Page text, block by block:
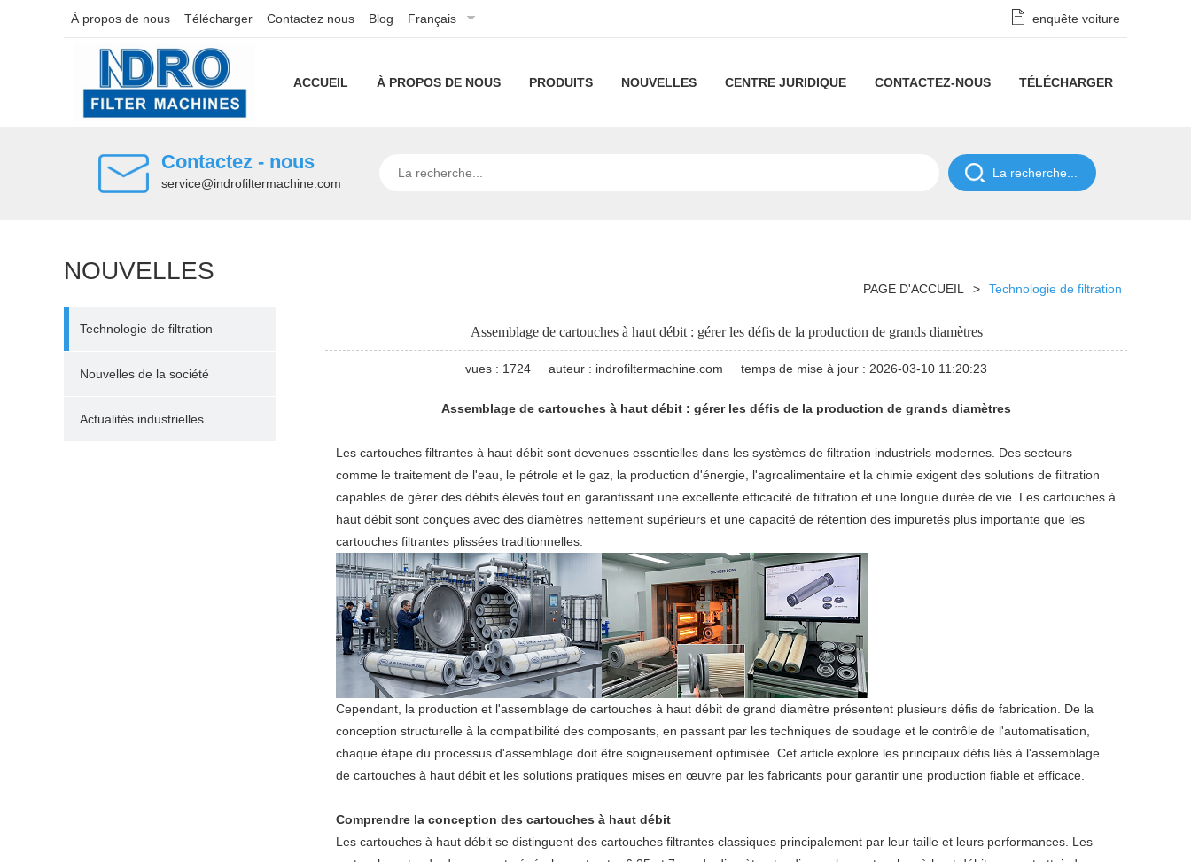
À propos de nous Télécharger Contactez nous Blog Français enquête voiture
ACCUEIL À PROPOS DE NOUS
propos
Notre
PRODUITS
haut
débit
à
à
capsules
machines
plissées
pour
piscines/spas
à
air
plissées
Machine
d'air
de
poche
cartouche
filtrante
filtration
soufflées
l'état
fondu
à
cartouches
filtrantes
enroulées
machines
à
filtrants
Machines
d'emballage
de
filtres
Soudeuse
pour
pièces
de
et
tuyaux
cartouche
filtrante
faisant
des
pièces
NOUVELLES CENTRE JURIDIQUE
à
la
politique
de
confidentialité
CONTACTEZ-NOUS TÉLÉCHARGER
Contactez - nous
service@indrofiltermachine.com
NOUVELLES
Technologie de filtration
Nouvelles de la société
Actualités industrielles
PAGE D'ACCUEIL > Technologie de filtration
Assemblage de cartouches à haut débit : gérer les défis de la production de grands diamètres
vues : 1724 auteur : indrofiltermachine.com temps de mise à jour : 2026-03-10 11:20:23
Assemblage de cartouches à haut débit : gérer les défis de la production de grands diamètres
Les cartouches filtrantes à haut débit sont devenues essentielles dans les systèmes de filtration industriels modernes. Des secteurs
comme le traitement de l'eau, le pétrole et le gaz, la production d'énergie, l'agroalimentaire et la chimie exigent des solutions de filtration
capables de gérer des débits élevés tout en garantissant une excellente efficacité de filtration et une longue durée de vie. Les cartouches à
haut débit sont conçues avec des diamètres nettement supérieurs et une capacité de rétention des impuretés plus importante que les
cartouches filtrantes plissées traditionnelles.
Cependant, la production et l'assemblage de cartouches à haut débit de grand diamètre présentent plusieurs défis de fabrication. De la
conception structurelle à la compatibilité des composants, en passant par les techniques de soudage et le contrôle de l'automatisation,
chaque étape du processus d'assemblage doit être soigneusement optimisée. Cet article explore les principaux défis liés à l'assemblage
de cartouches à haut débit et les solutions pratiques mises en œuvre par les fabricants pour garantir une production fiable et efficace.
Comprendre la conception des cartouches à haut débit
Les cartouches à haut débit se distinguent des cartouches filtrantes classiques principalement par leur taille et leurs performances. Les